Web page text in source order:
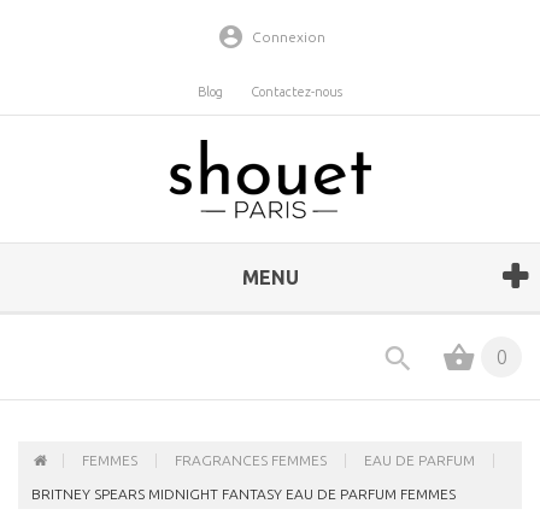
Connexion
Blog Contactez-nous
MENU
0
FEMMES FRAGRANCES FEMMES EAU DE PARFUM
BRITNEY SPEARS MIDNIGHT FANTASY EAU DE PARFUM FEMMES